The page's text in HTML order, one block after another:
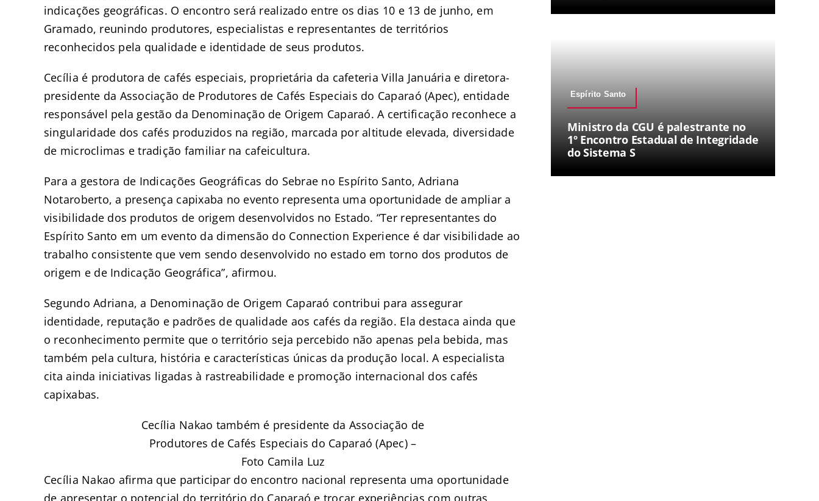
indicações geográficas. O encontro será realizado entre os dias 10 e 13 de junho, em
Gramado, reunindo produtores, especialistas e representantes de territórios
reconhecidos pela qualidade e identidade de seus produtos.
Cecília é produtora de cafés especiais, proprietária da cafeteria Villa Januária e diretora-
presidente da Associação de Produtores de Cafés Especiais do Caparaó (Apec), entidade
responsável pela gestão da Denominação de Origem Caparaó. A certificação reconhece a
singularidade dos cafés produzidos na região, marcada por altitude elevada, diversidade
de microclimas e tradição familiar na cafeicultura.
Para a gestora de Indicações Geográficas do Sebrae no Espírito Santo, Adriana
Notaroberto, a presença capixaba no evento representa uma oportunidade de ampliar a
visibilidade dos produtos de origem desenvolvidos no Estado. “Ter representantes do
Espírito Santo em um evento da dimensão do Connection Experience é dar visibilidade ao
trabalho consistente que vem sendo desenvolvido no estado em torno dos produtos de
origem e de Indicação Geográfica”, afirmou.
Segundo Adriana, a Denominação de Origem Caparaó contribui para assegurar
identidade, reputação e padrões de qualidade aos cafés da região. Ela destaca ainda que
o reconhecimento permite que o território seja percebido não apenas pela bebida, mas
também pela cultura, história e características únicas da produção local. A especialista
cita ainda iniciativas ligadas à rastreabilidade e promoção internacional dos cafés
capixabas.
Cecília Nakao também é presidente da Associação de
Produtores de Cafés Especiais do Caparaó (Apec) –
Foto Camila Luz
Cecília Nakao afirma que participar do encontro nacional representa uma oportunidade
de apresentar o potencial do território do Caparaó e trocar experiências com outras
Espírito Santo
Ministro da CGU é palestrante no
1º Encontro Estadual de Integridade
do Sistema S